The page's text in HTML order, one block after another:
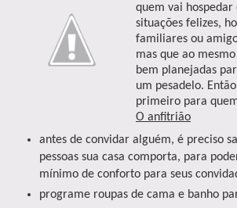
quem vai hospedar
situações felizes,
familiares ou
mas que ao
bem planejadas
um pesadelo.
primeiro para
O anfitrião
antes de convidar alguém, é preciso
pessoas sua casa comporta, para
mínimo de conforto para seus
programe roupas de cama e banho